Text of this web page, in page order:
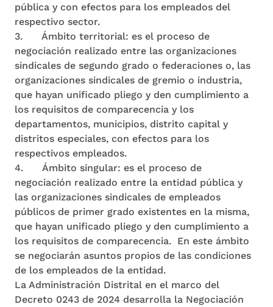
pública y con efectos para los empleados del
respectivo sector.
3. Ámbito territorial: es el proceso de
negociación realizado entre las organizaciones
sindicales de segundo grado o federaciones o, las
organizaciones sindicales de gremio o industria,
que hayan unificado pliego y den cumplimiento a
los requisitos de comparecencia y los
departamentos, municipios, distrito capital y
distritos especiales, con efectos para los
respectivos empleados.
4. Ámbito singular: es el proceso de
negociación realizado entre la entidad pública y
las organizaciones sindicales de empleados
públicos de primer grado existentes en la misma,
que hayan unificado pliego y den cumplimiento a
los requisitos de comparecencia. En este ámbito
se negociarán asuntos propios de las condiciones
de los empleados de la entidad.
La Administración Distrital en el marco del
Decreto 0243 de 2024 desarrolla la Negociación